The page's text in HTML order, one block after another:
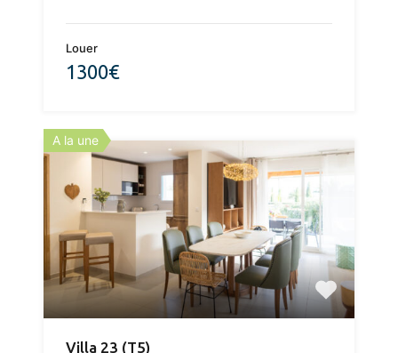
Louer
1300€
A la une
Villa 23 (T5)